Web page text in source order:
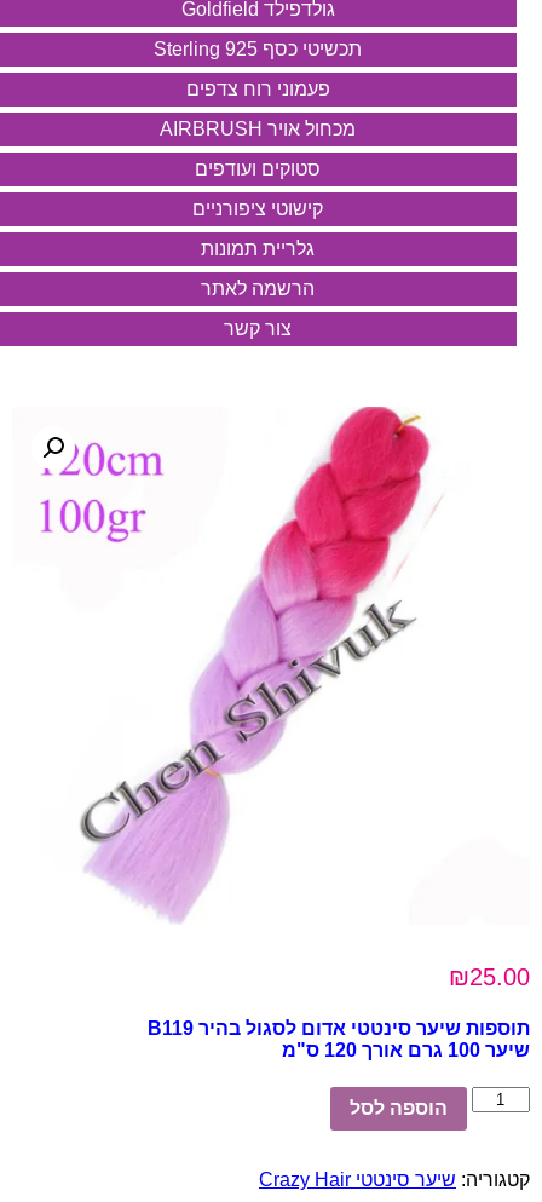
גולדפילד Goldfield
תכשיטי כסף 925 Sterling
פעמוני רוח צדפים
מכחול אויר AIRBRUSH
סטוקים ועודפים
קישוטי ציפורניים
גלריית תמונות
הרשמה לאתר
צור קשר
₪25.00
תוספות שיער סינטטי אדום לסגול בהיר B119
שיער 100 גרם אורך 120 ס"מ
כמות
של
סינטטי
הוספה לסל
קטגוריה: שיער סינטטי Crazy Hair